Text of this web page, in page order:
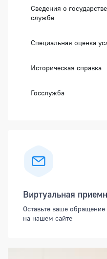
Сведения о
службе
Специальная оценка
Историческая справка
Госслужба
Виртуальная
Оставьте ваше
на нашем сайте